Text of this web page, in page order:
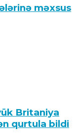
məxsus
Britaniya
qurtula bildi